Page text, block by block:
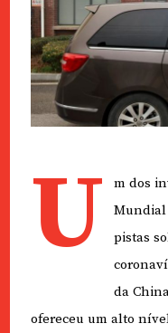
U
m dos
Mundial
pistas
da
ofereceu um alto